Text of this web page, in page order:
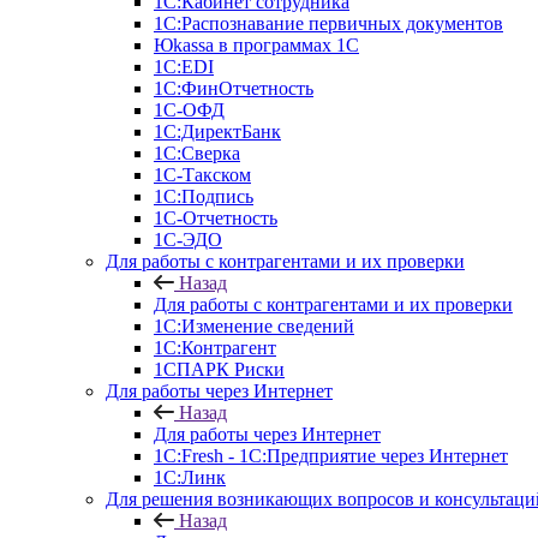
1С:Распознавание первичных документов
Юkassa в программах 1С
1С:EDI
1С:ФинОтчетность
1С-ОФД
1С:ДиректБанк
1С:Сверка
1С-Такском
1С:Подпись
1С-Отчетность
1С-ЭДО
Для работы с контрагентами и их проверки
Назад
Для работы с контрагентами и их проверки
1С:Изменение сведений
1С:Контрагент
1СПАРК Риски
Для работы через Интернет
Назад
Для работы через Интернет
1С:Fresh - 1С:Предприятие через Интернет
1С:Линк
Для решения возникающих вопросов и
Назад